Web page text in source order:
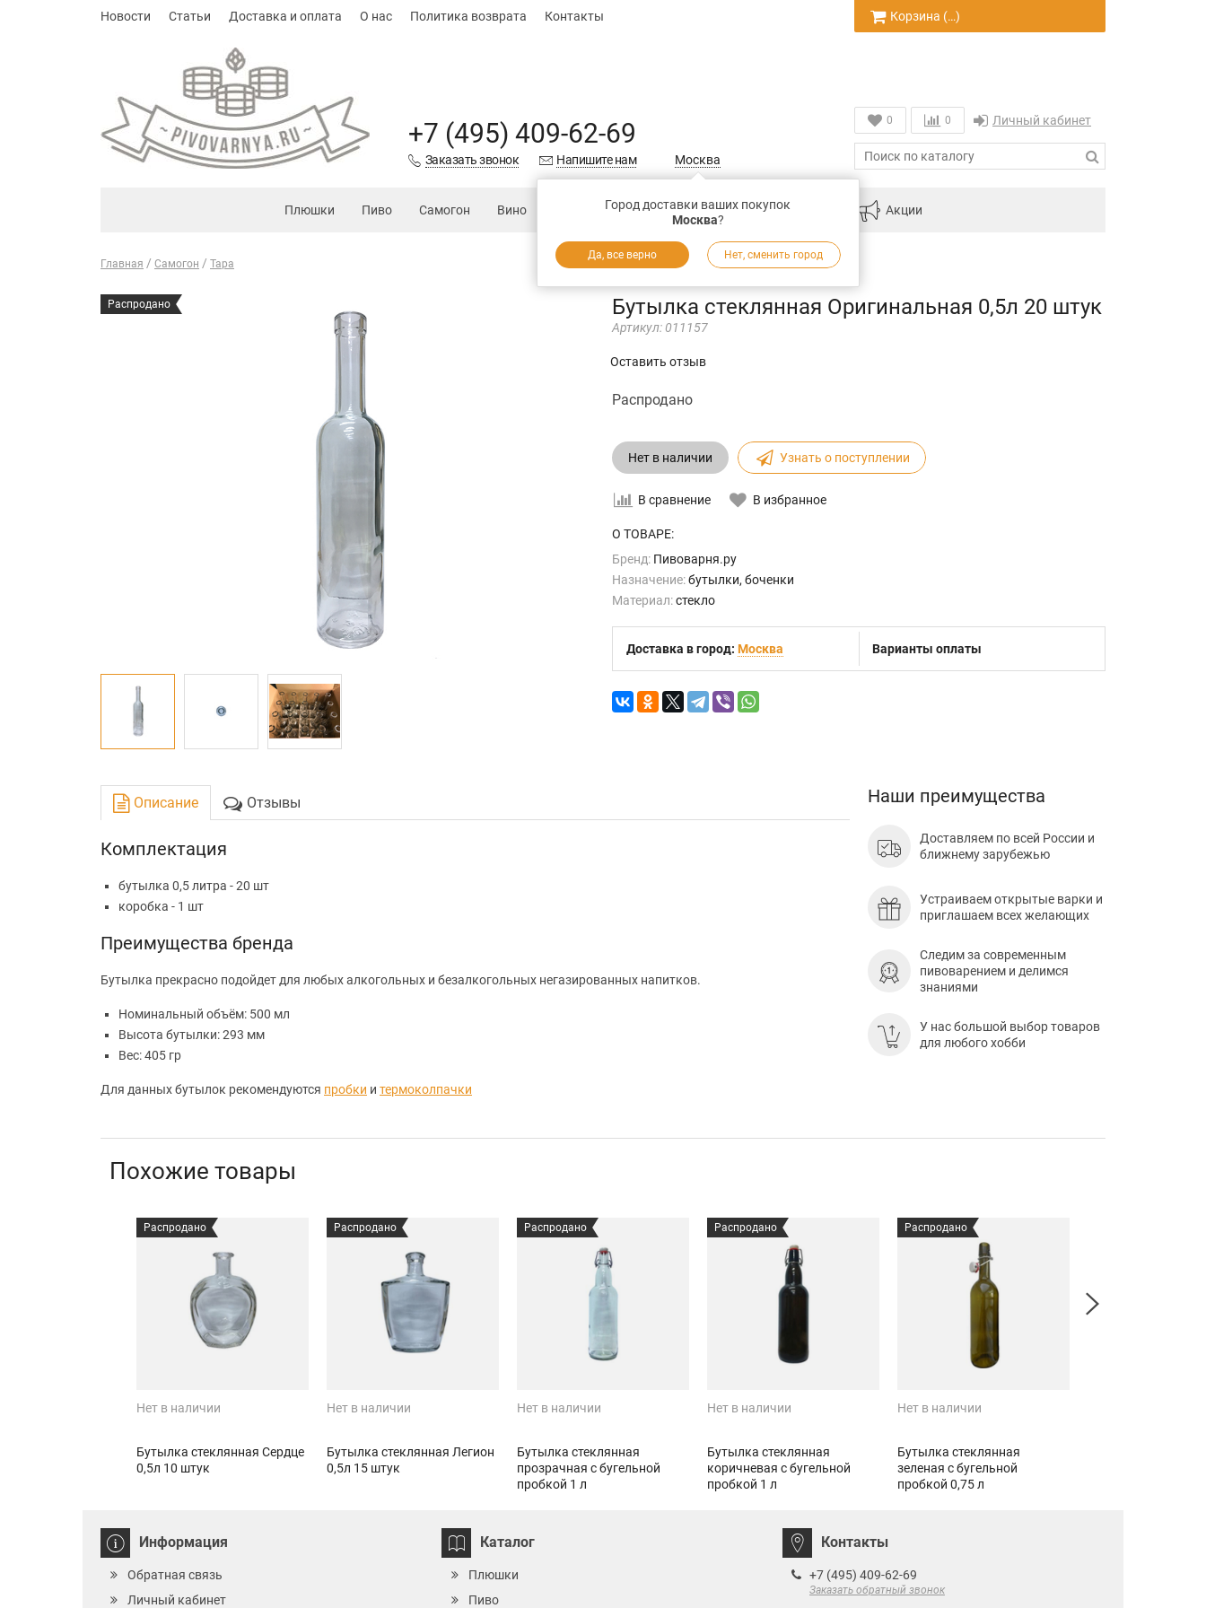
Новости Статьи Доставка и оплата О нас Политика возврата Контакты Корзина (…)
+7 (495) 409-62-69
Заказать звонок Напишите нам Москва
Город доставки ваших покупок
Москва?
Да, все верно Нет, сменить город
0 0 Личный кабинет
Плюшки Пиво Самогон Вино Подарки Запчасти Магазинам Акции
Главная Самогон Тара
Распродано Бутылка стеклянная Оригинальная 0,5л 20 штук
Артикул: 011157
Оставить отзыв
Распродано
Нет в наличии Узнать о поступлении
В сравнение В избранное
О ТОВАРЕ:
Бренд: Пивоварня.ру
Назначение:бутылки, боченки
Материал:стекло
Доставка в город: Москва Варианты оплаты
Описание Отзывы
Комплектация
бутылка 0,5 литра - 20 шт
коробка - 1 шт
Преимущества бренда
Бутылка прекрасно подойдет для любых алкогольных и безалкогольных негазированных напитков.
Номинальный объём: 500 мл
Высота бутылки: 293 мм
Вес: 405 гр
Для данных бутылок рекомендуются пробки и термоколпачки
Наши преимущества
Доставляем по всей России и
ближнему зарубежью
Устраиваем открытые варки и
приглашаем всех желающих
Следим за современным
пивоварением и делимся
знаниями
У нас большой выбор товаров
для любого хобби
Похожие товары
Распродано
Нет в наличии
Бутылка стеклянная Сердце
0,5л 10 штук
Распродано
Нет в наличии
Бутылка стеклянная Легион
0,5л 15 штук
Распродано
Нет в наличии
Бутылка стеклянная
прозрачная с бугельной
пробкой 1 л
Распродано
Нет в наличии
Бутылка стеклянная
коричневая с бугельной
пробкой 1 л
Распродано
Нет в наличии
Бутылка стеклянная
зеленая с бугельной
пробкой 0,75 л
Информация
Обратная связь
Личный кабинет
Каталог
Плюшки
Пиво
Контакты
+7 (495) 409-62-69
Заказать обратный звонок